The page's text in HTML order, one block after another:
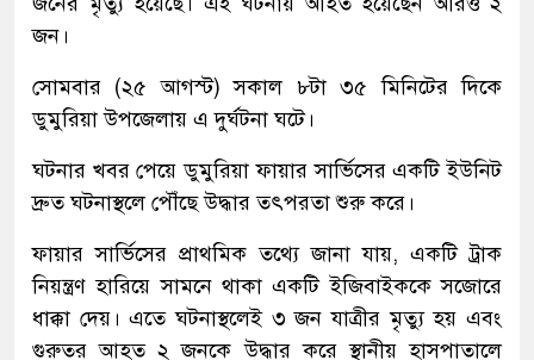
জন।
সোমবার (২৫ আগস্ট) সকাল ৮টা ৩৫ মিনিটের দিকে
ডুমুরিয়া উপজেলায় এ দুর্ঘটনা ঘটে।
ঘটনার খবর পেয়ে ডুমুরিয়া ফায়ার সার্ভিসের একটি ইউনিট
দ্রুত ঘটনাস্থলে পৌঁছে উদ্ধার তৎপরতা শুরু করে।
ফায়ার সার্ভিসের প্রাথমিক তথ্যে জানা যায়, একটি ট্রাক
নিয়ন্ত্রণ হারিয়ে সামনে থাকা একটি ইজিবাইককে সজোরে
ধাক্কা দেয়। এতে ঘটনাস্থলেই ৩ জন যাত্রীর মৃত্যু হয় এবং
গুরুতর আহত ২ জনকে উদ্ধার করে স্থানীয় হাসপাতালে